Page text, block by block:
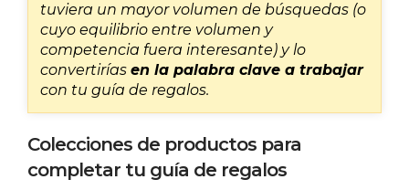
tuviera un mayor volumen de búsquedas (o
cuyo equilibrio entre volumen y
competencia fuera interesante) y lo
convertirías en la palabra clave a trabajar
con tu guía de regalos.
Colecciones de productos para
completar tu guía de regalos